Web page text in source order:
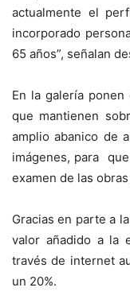
actualmente el
incorporado
65 años”, señalan
En la galería
que mantienen
amplio abanico de
imágenes, para
examen de las
Gracias en parte a
valor añadido a la
través de internet
un 20%.